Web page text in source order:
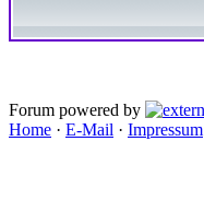
Forum powered by
Home · E-Mail · Impressum